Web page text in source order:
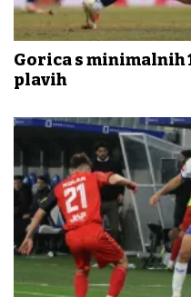
Gorica s minimalnih
plavih